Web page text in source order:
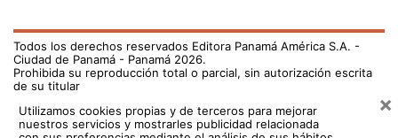
Todos los derechos reservados Editora Panamá América S.A. -
Ciudad de Panamá - Panamá 2026.
Prohibida su reproducción total o parcial, sin autorización escrita
de su titular
Utilizamos cookies propias y de terceros para mejorar
nuestros servicios y mostrarles publicidad relacionada
×